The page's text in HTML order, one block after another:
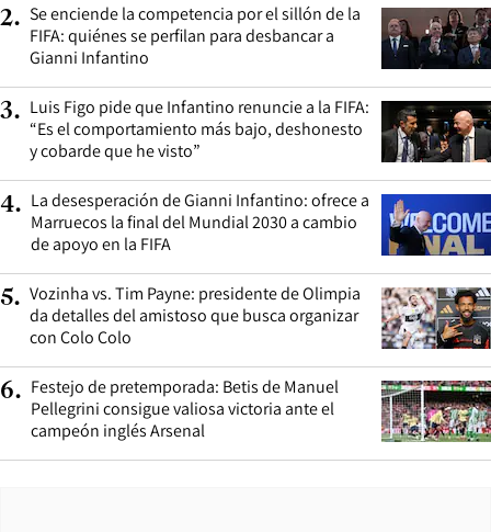
2. Se enciende la competencia por el sillón de la
FIFA: quiénes se perfilan para desbancar a
Gianni Infantino
3. Luis Figo pide que Infantino renuncie a la FIFA:
“Es el comportamiento más bajo, deshonesto
y cobarde que he visto”
4. La desesperación de Gianni Infantino: ofrece a
Marruecos la final del Mundial 2030 a cambio
de apoyo en la FIFA
5. Vozinha vs. Tim Payne: presidente de Olimpia
da detalles del amistoso que busca organizar
con Colo Colo
6. Festejo de pretemporada: Betis de Manuel
Pellegrini consigue valiosa victoria ante el
campeón inglés Arsenal